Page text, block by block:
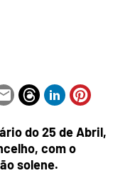
do 25 de Abril,
com o
solene.